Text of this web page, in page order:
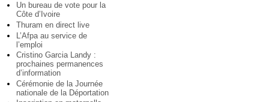
Un bureau de vote pour la
Côte d’Ivoire
Thuram en direct live
L’Afpa au service de
l’emploi
Cristino Garcia Landy :
prochaines permanences
d’information
Cérémonie de la Journée
nationale de la Déportation